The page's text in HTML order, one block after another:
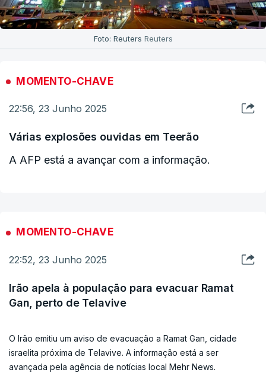
Foto: Reuters Reuters
MOMENTO-CHAVE
22:56, 23 Junho 2025
Várias explosões ouvidas em Teerão
A AFP está a avançar com a informação.
MOMENTO-CHAVE
22:52, 23 Junho 2025
Irão apela à população para evacuar Ramat
Gan, perto de Telavive
O Irão emitiu um aviso de evacuação a Ramat Gan, cidade
israelita próxima de Telavive. A informação está a ser
avançada pela agência de notícias local Mehr News.